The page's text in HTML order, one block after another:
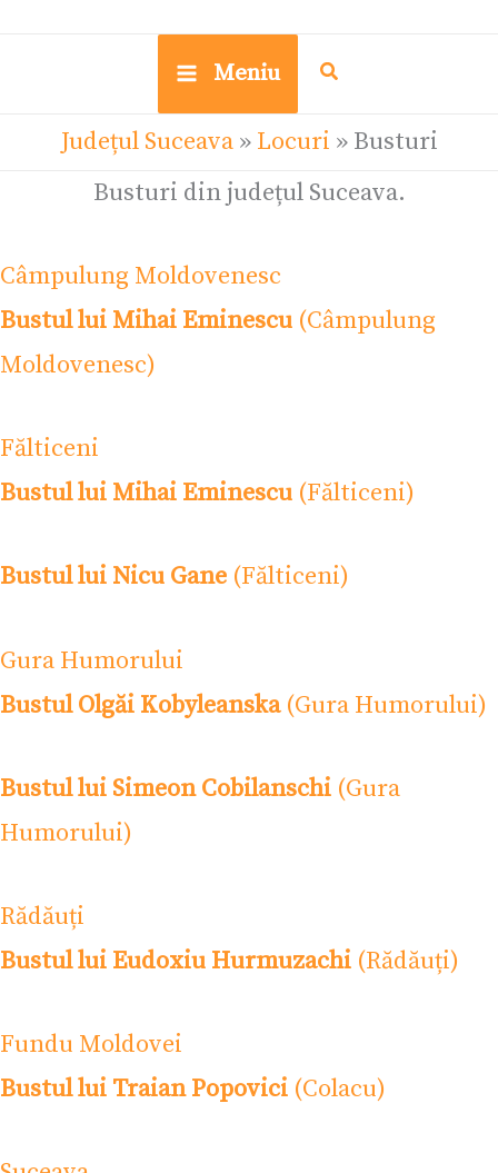
Meniu
Județul Suceava» Locuri » Busturi
Busturi din județul Suceava.
Câmpulung Moldovenesc
Bustul lui Mihai Eminescu (Câmpulung
Moldovenesc)
Fălticeni
Bustul lui Mihai Eminescu (Fălticeni)
Bustul lui Nicu Gane (Fălticeni)
Gura Humorului
Bustul Olgăi Kobyleanska(Gura Humorului)
Bustul lui Simeon Cobilanschi (Gura
Humorului)
Rădăuți
Bustul lui Eudoxiu Hurmuzachi (Rădăuți)
Fundu Moldovei
Bustul lui Traian Popovici (Colacu)